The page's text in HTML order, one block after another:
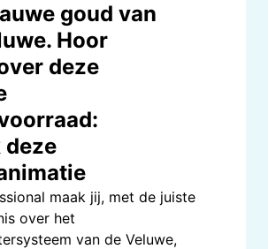
goud van
Hoor
deze
deze
maak jij, met de juiste
over het
van de Veluwe,